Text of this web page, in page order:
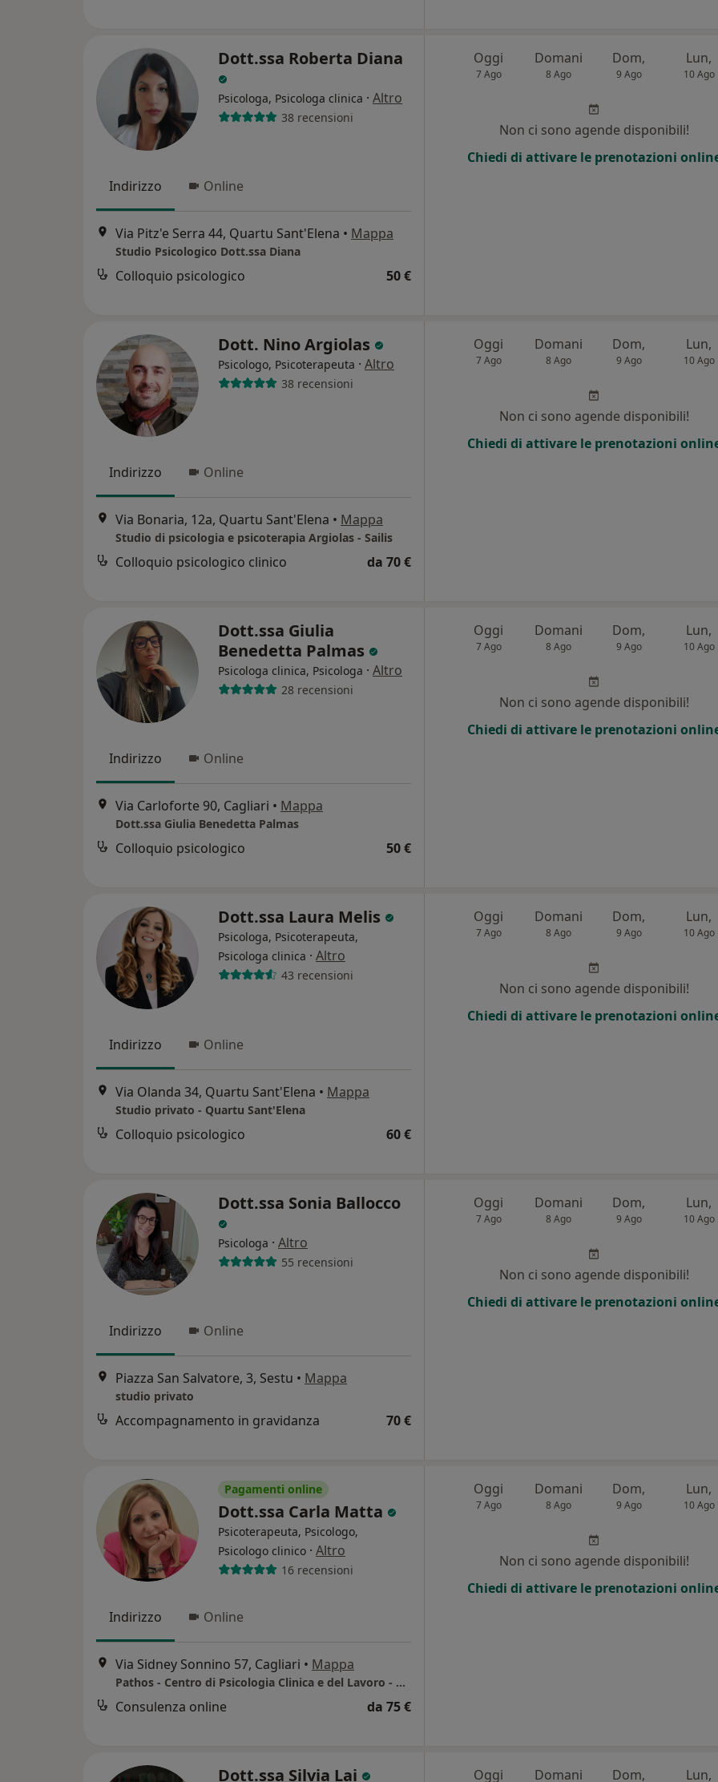
Dott.ssa Roberta Diana
Psicologa, Psicologa clinica · Altro
38 recensioni
Indirizzo Online
Via Pitz'e Serra 44, Quartu Sant'Elena • Mappa
Studio Psicologico Dott.ssa Diana
Colloquio psicologico 50 €
Oggi
7 Ago
Domani
8 Ago
Dom,
9 Ago
Lun,
10 Ago
Non ci sono agende disponibili!
Chiedi di attivare le prenotazioni
Dott. Nino Argiolas
Psicologo, Psicoterapeuta · Altro
38 recensioni
Indirizzo Online
Via Bonaria, 12a, Quartu Sant'Elena • Mappa
Studio di psicologia e psicoterapia Argiolas - Sailis
Colloquio psicologico clinico da 70 €
Oggi
7 Ago
Domani
8 Ago
Dom,
9 Ago
Lun,
10 Ago
Non ci sono agende disponibili!
Chiedi di attivare le prenotazioni
Dott.ssa Giulia
Benedetta Palmas
Psicologa clinica, Psicologa · Altro
28 recensioni
Indirizzo Online
Via Carloforte 90, Cagliari • Mappa
Dott.ssa Giulia Benedetta Palmas
Colloquio psicologico 50 €
Oggi
7 Ago
Domani
8 Ago
Dom,
9 Ago
Lun,
10 Ago
Non ci sono agende disponibili!
Chiedi di attivare le prenotazioni
Dott.ssa Laura Melis
Psicologa, Psicoterapeuta,
Psicologa clinica · Altro
43 recensioni
Indirizzo Online
Via Olanda 34, Quartu Sant'Elena • Mappa
Studio privato - Quartu Sant'Elena
Colloquio psicologico 60 €
Oggi
7 Ago
Domani
8 Ago
Dom,
9 Ago
Lun,
10 Ago
Non ci sono agende disponibili!
Chiedi di attivare le prenotazioni
Dott.ssa Sonia Ballocco
Psicologa · Altro
55 recensioni
Indirizzo Online
Piazza San Salvatore, 3, Sestu • Mappa
studio privato
Accompagnamento in gravidanza 70 €
Oggi
7 Ago
Domani
8 Ago
Dom,
9 Ago
Lun,
10 Ago
Non ci sono agende disponibili!
Chiedi di attivare le prenotazioni
Pagamenti online
Dott.ssa Carla Matta
Psicoterapeuta, Psicologo,
Psicologo clinico · Altro
16 recensioni
Indirizzo Online
Via Sidney Sonnino 57, Cagliari • Mappa
Pathos - Centro di Psicologia Clinica e del Lavoro - Psicoterapia della Dott.ssa Matta Maria Carla
Consulenza online da 75 €
Oggi
7 Ago
Domani
8 Ago
Dom,
9 Ago
Lun,
10 Ago
Non ci sono agende disponibili!
Chiedi di attivare le prenotazioni
Dott.ssa Silvia Lai Oggi Domani Dom, Lun,